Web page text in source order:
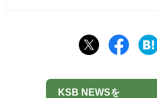
KSB NEWSを